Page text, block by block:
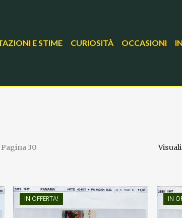
E STIME CURIOSITÀ OCCASIONI
Pagina 30
IN OFFERTA! IN